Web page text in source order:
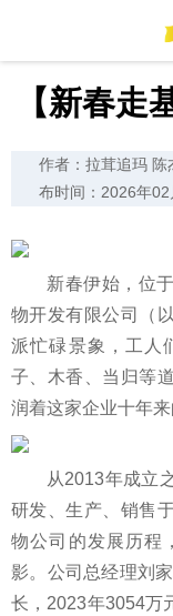
【新春走
作者：拉茸追玛 陈
布时间：2026年
新春伊始，位
物开发有限公司（
派忙碌景象，工人
子、木香、当归等
润着这家企业十年来
从2013年成立
研发、生产、销售
物公司的发展历程
影。公司总经理刘
长，2023年3054万